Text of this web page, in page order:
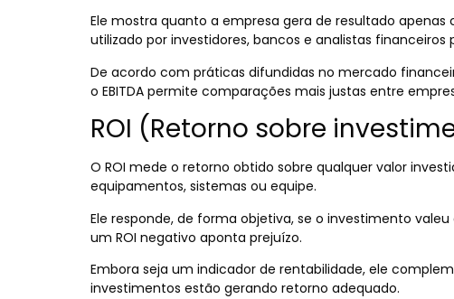
Ele mostra quanto a empresa gera de resultado apenas
utilizado por investidores, bancos e analistas financeiros
De acordo com práticas difundidas no mercado
o EBITDA permite comparações mais justas entre
ROI (Retorno sobre
O ROI mede o retorno obtido sobre qualquer valor
equipamentos, sistemas ou equipe.
Ele responde, de forma objetiva, se o investimento
um ROI negativo aponta prejuízo.
Embora seja um indicador de rentabilidade, ele
investimentos estão gerando retorno adequado.